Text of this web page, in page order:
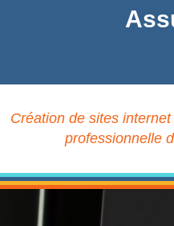
Création de sites
professionnelle